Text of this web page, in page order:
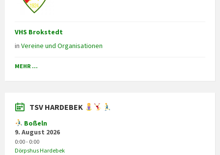
VHS Brokstedt
in Vereine und Organisationen
MEHR ...
TSV HARDEBEK
Boßeln
9. August 2026
0:00 - 0:00
Dörpshus Hardebek